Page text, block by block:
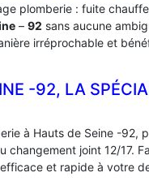
plomberie : fuite
– 92 sans aucune
irréprochable et
-92, LA
à Hauts de Seine -92,
joint 12/17.
et rapide à votre